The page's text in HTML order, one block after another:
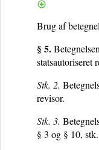
Brug af
§ 5.
statsautoriseret
Stk. 2.
revisor.
Stk. 3.
§ 3 og § 10,